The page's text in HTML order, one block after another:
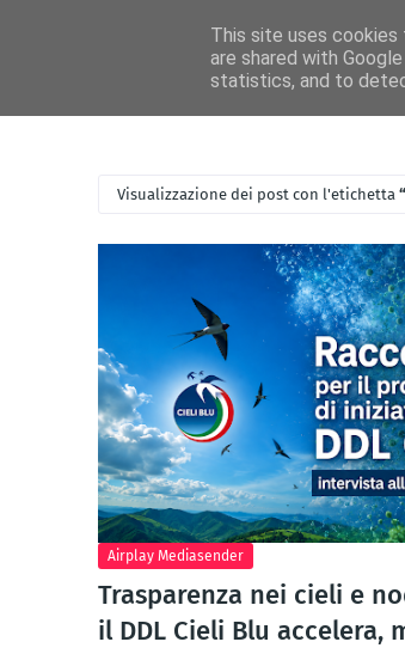
Visualizzazione dei post con l'etichetta
Airplay Mediasender
Trasparenza nei cieli e
il DDL Cieli Blu accelera,
This site uses cookies
are shared with
statistics, and to